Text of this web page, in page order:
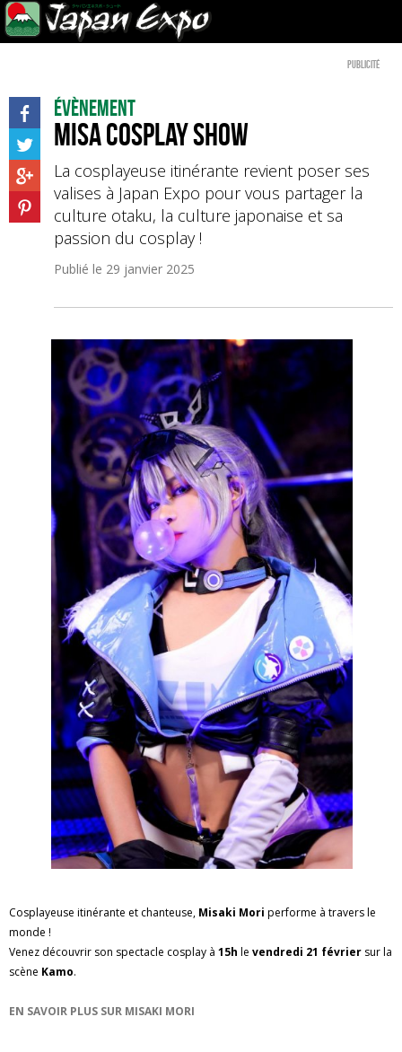
Publicité
Évènement
Misa Cosplay Show
La cosplayeuse itinérante revient poser ses
valises à Japan Expo pour vous partager la
culture otaku, la culture japonaise et sa
passion du cosplay !
Publié le 29 janvier 2025
Cosplayeuse itinérante et chanteuse, Misaki Mori performe à travers le
monde !
Venez découvrir son spectacle cosplay à 15h le vendredi 21 février sur la
scène Kamo.
EN SAVOIR PLUS SUR MISAKI MORI